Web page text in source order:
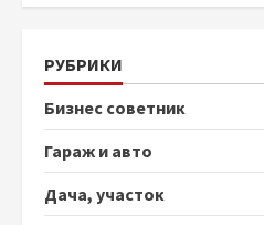
РУБРИКИ
Бизнес советник
Гараж и авто
Дача, участок